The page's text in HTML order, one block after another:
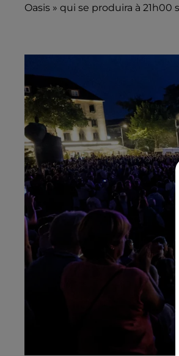
Oasis » qui se produira à 21h00